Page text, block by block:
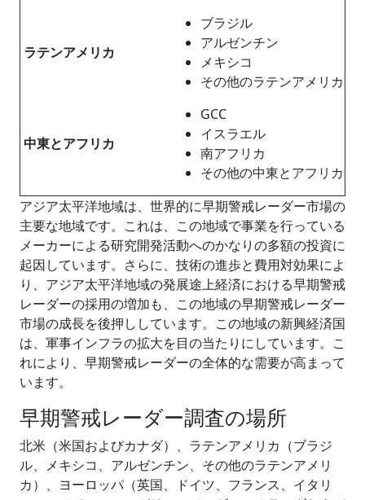
ラテンアメリカ
ブラジル
アルゼンチン
メキシコ
その他のラテンアメリカ
中東とアフリカ
GCC
イスラエル
南アフリカ
その他の中東とアフリカ
アジア太平洋地域は、世界的に早期警戒レーダー市場の
主要な地域です。これは、この地域で事業を行っている
メーカーによる研究開発活動へのかなりの多額の投資に
起因しています。さらに、技術の進歩と費用対効果によ
り、アジア太平洋地域の発展途上経済における早期警戒
レーダーの採用の増加も、この地域の早期警戒レーダー
市場の成長を後押ししています。この地域の新興経済国
は、軍事インフラの拡大を目の当たりにしています。こ
れにより、早期警戒レーダーの全体的な需要が高まって
います。
早期警戒レーダー調査の場所
北米（米国およびカナダ）、ラテンアメリカ（ブラジ
ル、メキシコ、アルゼンチン、その他のラテンアメリ
カ）、ヨーロッパ（英国、ドイツ、フランス、イタリ